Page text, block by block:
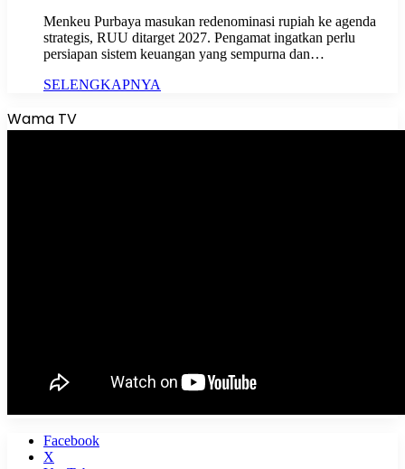
Menkeu Purbaya masukan redenominasi rupiah ke agenda
strategis, RUU ditarget 2027. Pengamat ingatkan perlu
persiapan sistem keuangan yang sempurna dan…
SELENGKAPNYA
Wama TV
Facebook
X